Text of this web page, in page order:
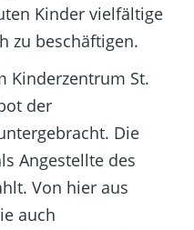
Kinder vielfältige
zu beschäftigen.
Kinderzentrum St.
der
Die
Angestellte des
Von hier aus
auch